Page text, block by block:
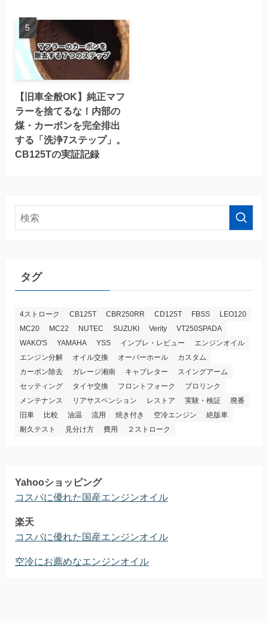
【旧車全般OK】純正マフ
ラーを捨てるな！内部の
煤・カーボンを完全排出
する「洗浄7ステップ」。
CB125Tの実証記録
タグ
4ストローク CB125T CBR250RR CD125T FBSS
LEO120
MC20
MC22 NUTEC SUZUKI Verity
VT250SPADA
WAKO'S
YAMAHA YSS インプレ・レビュー
エンジンオイル
エンジン分解
オイル交換 オーバーホール
カスタム
カーボン除去
ガレージ湘南 キャブレター
スイングアーム
セッティング
タイヤ交換 フロントフォーク
プロリンク
メンテナンス
リアサスペンション レストア 実験・検証
廃番
旧車
比較 油温 流用 焼き付き 空冷エンジン
絶版車
耐久テスト
見分け方 費用 ２ストローク
Yahooショッピング
コスパに優れた国産エンジンオイル
楽天
コスパに優れた国産エンジンオイル
空冷にお薦めなエンジンオイル